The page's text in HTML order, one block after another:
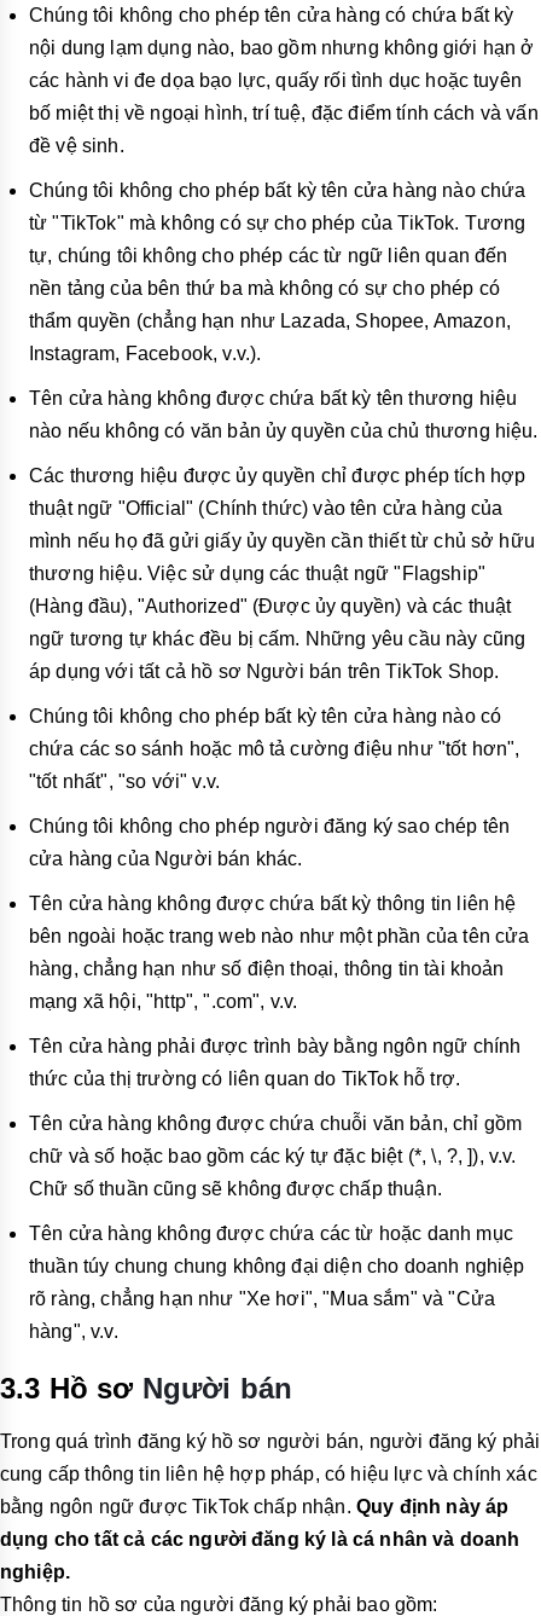
Chúng tôi không cho phép tên cửa hàng có chứa bất kỳ
nội dung lạm dụng nào, bao gồm nhưng không giới hạn ở
các hành vi đe dọa bạo lực, quấy rối tình dục hoặc tuyên
bố miệt thị về ngoại hình, trí tuệ, đặc điểm tính cách và vấn
đề vệ sinh.
Chúng tôi không cho phép bất kỳ tên cửa hàng nào chứa
từ "TikTok" mà không có sự cho phép của TikTok. Tương
tự, chúng tôi không cho phép các từ ngữ liên quan đến
nền tảng của bên thứ ba mà không có sự cho phép có
thẩm quyền (chẳng hạn như Lazada, Shopee, Amazon,
Instagram, Facebook, v.v.).
Tên cửa hàng không được chứa bất kỳ tên thương hiệu
nào nếu không có văn bản ủy quyền của chủ thương hiệu.
Các thương hiệu được ủy quyền chỉ được phép tích hợp
thuật ngữ "Official" (Chính thức) vào tên cửa hàng của
mình nếu họ đã gửi giấy ủy quyền cần thiết từ chủ sở hữu
thương hiệu. Việc sử dụng các thuật ngữ "Flagship"
(Hàng đầu), "Authorized" (Được ủy quyền) và các thuật
ngữ tương tự khác đều bị cấm. Những yêu cầu này cũng
áp dụng với tất cả hồ sơ Người bán trên TikTok Shop.
Chúng tôi không cho phép bất kỳ tên cửa hàng nào có
chứa các so sánh hoặc mô tả cường điệu như "tốt hơn",
"tốt nhất", "so với" v.v.
Chúng tôi không cho phép người đăng ký sao chép tên
cửa hàng của Người bán khác.
Tên cửa hàng không được chứa bất kỳ thông tin liên hệ
bên ngoài hoặc trang web nào như một phần của tên cửa
hàng, chẳng hạn như số điện thoại, thông tin tài khoản
mạng xã hội, "http", ".com", v.v.
Tên cửa hàng phải được trình bày bằng ngôn ngữ chính
thức của thị trường có liên quan do TikTok hỗ trợ.
Tên cửa hàng không được chứa chuỗi văn bản, chỉ gồm
chữ và số hoặc bao gồm các ký tự đặc biệt (*, \, ?, ]), v.v.
Chữ số thuần cũng sẽ không được chấp thuận.
Tên cửa hàng không được chứa các từ hoặc danh mục
thuần túy chung chung không đại diện cho doanh nghiệp
rõ ràng, chẳng hạn như "Xe hơi", "Mua sắm" và "Cửa
hàng", v.v.
3.3 Hồ sơ Người bán
Trong quá trình đăng ký hồ sơ người bán, người đăng ký phải
cung cấp thông tin liên hệ hợp pháp, có hiệu lực và chính xác
bằng ngôn ngữ được TikTok chấp nhận. Quy định này áp
dụng cho tất cả các người đăng ký là cá nhân và doanh
nghiệp.
Thông tin hồ sơ của người đăng ký phải bao gồm: